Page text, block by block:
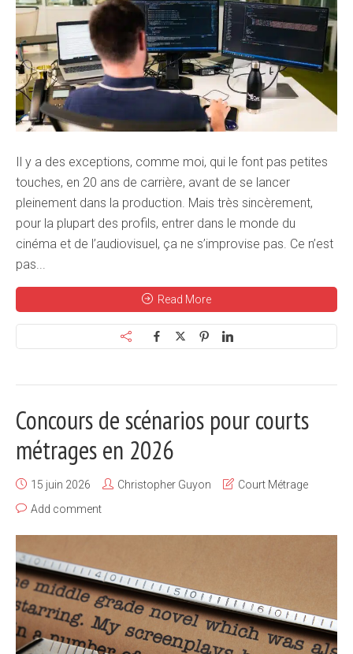
Il y a des exceptions, comme moi, qui le font pas petites
touches, en 20 ans de carrière, avant de se lancer
pleinement dans la production. Mais très sincèrement,
pour la plupart des profils, entrer dans le monde du
cinéma et de l’audiovisuel, ça ne s’improvise pas. Ce n’est
pas...
Read More
Concours de scénarios pour courts
métrages en 2026
15 juin 2026 Christopher Guyon
Court Métrage
Add comment